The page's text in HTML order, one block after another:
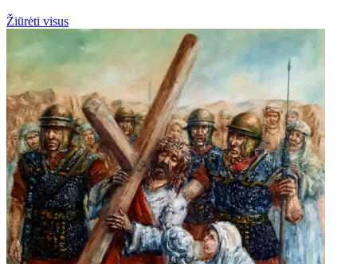
Žiūrėti visus